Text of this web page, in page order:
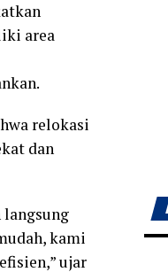
area
relokasi
dan
kami
ujar